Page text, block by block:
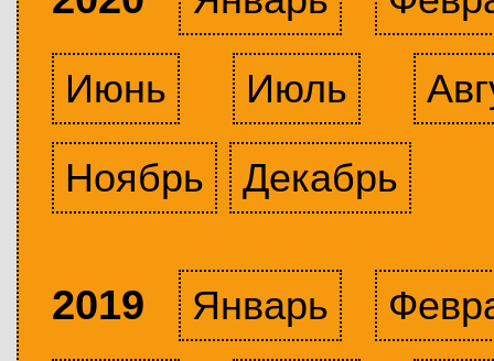
Июнь
Июль
Ноябрь
Декабрь
2019 Январь